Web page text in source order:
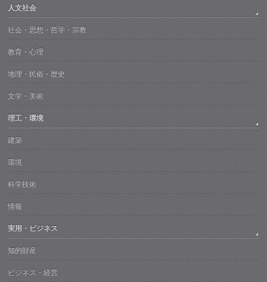
人文社会
社会・思想・哲学・宗教
教育・心理
地理・民俗・歴史
文学・美術
理工・環境
建築
環境
科学技術
情報
実用・ビジネス
知的財産
ビジネス・経営